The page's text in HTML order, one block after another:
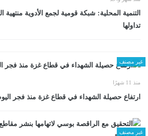
التنمية المحلية: شبكة قومية لجمع الأدوية منتهية
تداولها
غير مصنف
منذ 11 شهرًا
ارتفاع حصيلة الشهداء في قطاع غزة منذ فجر اليوم إلى
غير مصنف